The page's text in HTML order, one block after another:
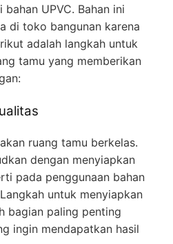
UPVC. Bahan ini
di toko bangunan karena
adalah langkah untuk
tamu yang memberikan
ruang tamu berkelas.
dengan menyiapkan
pada penggunaan bahan
untuk menyiapkan
bagian paling penting
ingin mendapatkan hasil